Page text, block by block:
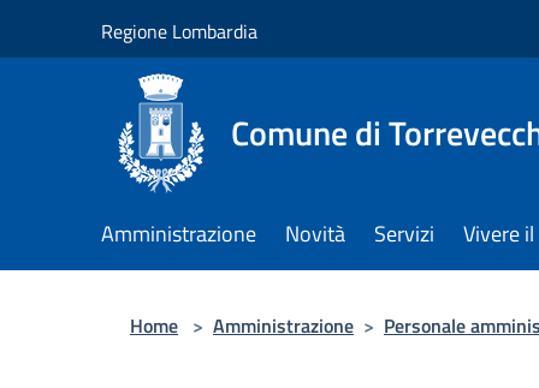
Regione Lombardia
Comune di
Amministrazione Novità Servizi Vivere
Home > Amministrazione > Personale